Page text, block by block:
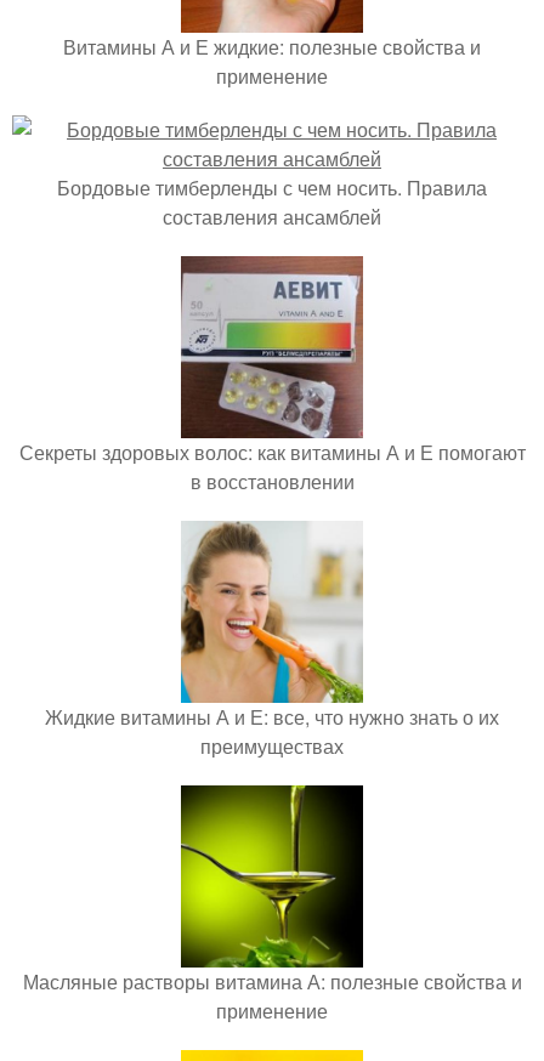
Витамины А и Е жидкие: полезные свойства и
применение
Бордовые тимберленды с чем носить. Правила
составления ансамблей
Секреты здоровых волос: как витамины А и Е помогают
в восстановлении
Жидкие витамины А и Е: все, что нужно знать о их
преимуществах
Масляные растворы витамина А: полезные свойства и
применение